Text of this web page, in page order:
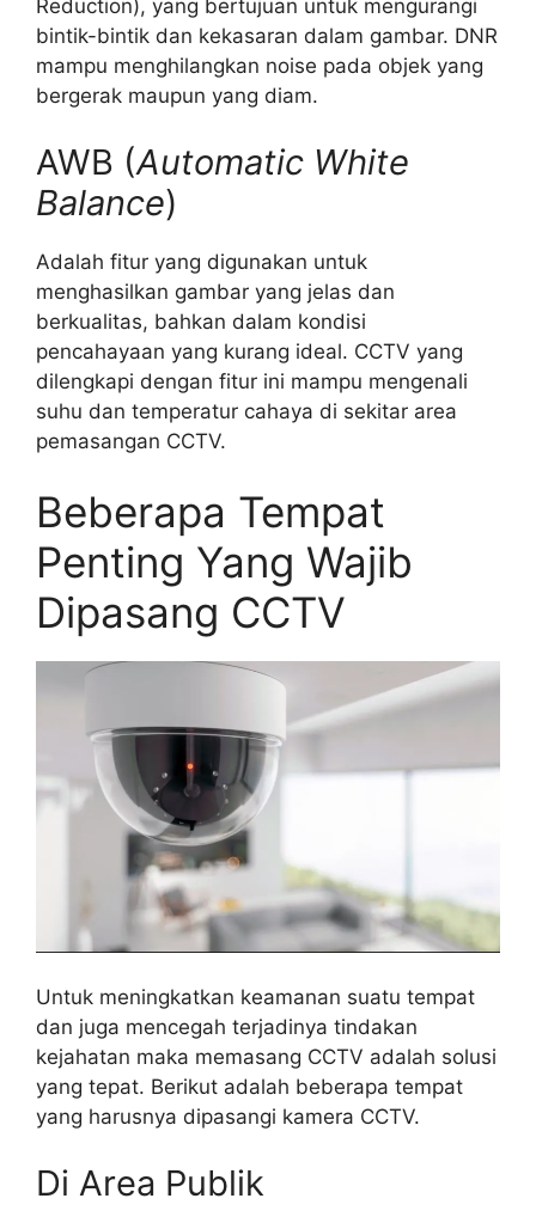
Reduction), yang bertujuan untuk mengurangi
bintik-bintik dan kekasaran dalam gambar. DNR
mampu menghilangkan noise pada objek yang
bergerak maupun yang diam.
AWB (Automatic White
Balance)
Adalah fitur yang digunakan untuk
menghasilkan gambar yang jelas dan
berkualitas, bahkan dalam kondisi
pencahayaan yang kurang ideal. CCTV yang
dilengkapi dengan fitur ini mampu mengenali
suhu dan temperatur cahaya di sekitar area
pemasangan CCTV.
Beberapa Tempat
Penting Yang Wajib
Dipasang CCTV
Untuk meningkatkan keamanan suatu tempat
dan juga mencegah terjadinya tindakan
kejahatan maka memasang CCTV adalah solusi
yang tepat. Berikut adalah beberapa tempat
yang harusnya dipasangi kamera CCTV.
Di Area Publik